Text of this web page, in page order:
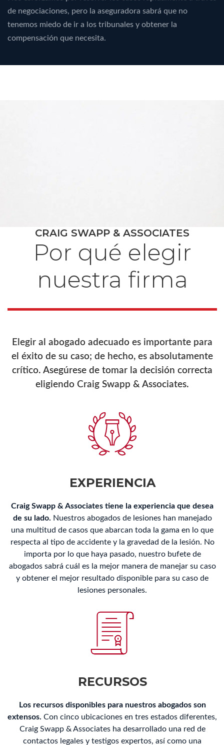
de negociaciones, pero la aseguradora sabrá que no
tenemos miedo de ir a los tribunales y obtener la
compensación que necesita.
CRAIG SWAPP & ASSOCIATES
Por qué elegir
nuestra firma
Elegir al abogado adecuado es importante para
el éxito de su caso; de hecho, es absolutamente
crítico. Asegúrese de tomar la decisión correcta
eligiendo Craig Swapp & Associates.
EXPERIENCIA
Craig Swapp & Associates tiene la experiencia que desea
de su lado. Nuestros abogados de lesiones han manejado
una multitud de casos que abarcan toda la gama en lo que
respecta al tipo de accidente y la gravedad de la lesión. No
importa por lo que haya pasado, nuestro bufete de
abogados sabrá cuál es la mejor manera de manejar su caso
y obtener el mejor resultado disponible para su caso de
lesiones personales.
RECURSOS
Los recursos disponibles para nuestros abogados son
extensos. Con cinco ubicaciones en tres estados diferentes,
Craig Swapp & Associates ha desarrollado una red de
contactos legales y testigos expertos, así como una